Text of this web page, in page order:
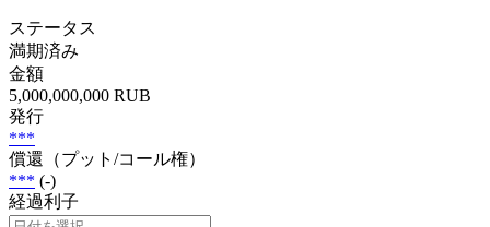
ステータス
満期済み
金額
5,000,000,000 RUB
発行
***
償還（プット/コール権）
*** (-)
経過利子